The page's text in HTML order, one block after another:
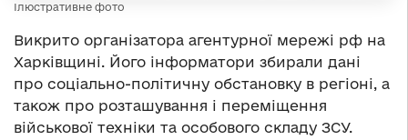
Ілюстративне фото
Викрито організатора агентурної мережі рф на
Харківщині. Його інформатори збирали дані
про соціально-політичну обстановку в регіоні, а
також про розташування і переміщення
військової техніки та особового складу ЗСУ.